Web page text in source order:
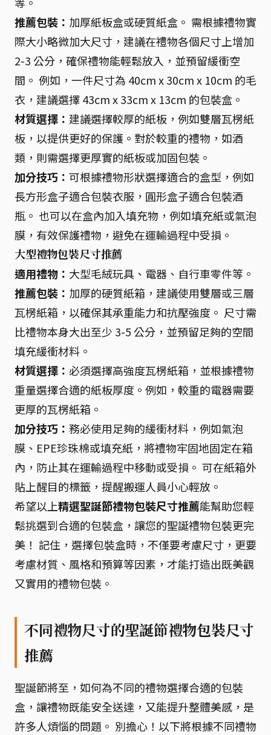
推薦包裝： 加厚紙板盒或硬質紙盒。 需根據禮物實
際大小略微加大尺寸，建議在禮物各個尺寸上增加
2-3 公分，確保禮物能輕鬆放入，並預留緩衝空
間。 例如，一件尺寸為 40cm x 30cm x 10cm 的毛
衣，建議選擇 43cm x 33cm x 13cm 的包裝盒。
材質選擇： 建議選擇較厚的紙板，例如雙層瓦楞紙
板，以提供更好的保護。對於較重的禮物，如酒
類，則需選擇更厚實的紙板或加固包裝。
加分技巧： 可根據禮物形狀選擇適合的盒型，例如
長方形盒子適合包裝衣服，圓形盒子適合包裝酒
瓶。 也可以在盒內加入填充物，例如填充紙或氣泡
膜，有效保護禮物，避免在運輸過程中受損。
大型禮物包裝尺寸推薦
適用禮物： 大型毛絨玩具、電器、自行車零件等。
推薦包裝： 加厚的硬質紙箱，建議使用雙層或三層
瓦楞紙箱，以確保其承重能力和抗壓強度。 尺寸需
比禮物本身大出至少 3-5 公分，並預留足夠的空間
填充緩衝材料。
材質選擇： 必須選擇高強度瓦楞紙箱，並根據禮物
重量選擇合適的紙板厚度。例如，較重的電器需要
更厚的瓦楞紙箱。
加分技巧： 務必使用足夠的緩衝材料，例如氣泡
膜、EPE珍珠棉或填充紙，將禮物牢固地固定在箱
內，防止其在運輸過程中移動或受損。 可在紙箱外
貼上醒目的標籤，提醒搬運人員小心輕放。
希望以上精選聖誕節禮物包裝尺寸推薦能幫助您輕
鬆挑選到合適的包裝盒，讓您的聖誕禮物包裝更完
美！ 記住，選擇包裝盒時，不僅要考慮尺寸，更要
考慮材質、風格和預算等因素，才能打造出既美觀
又實用的禮物包裝。
不同禮物尺寸的聖誕節禮物包裝尺寸
推薦
聖誕節將至，如何為不同的禮物選擇合適的包裝
盒，讓禮物既能安全送達，又能提升整體美感，是
許多人煩惱的問題。 別擔心！以下將根據不同禮物